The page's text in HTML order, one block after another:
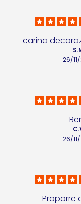
carina
26/
26/
Proporre